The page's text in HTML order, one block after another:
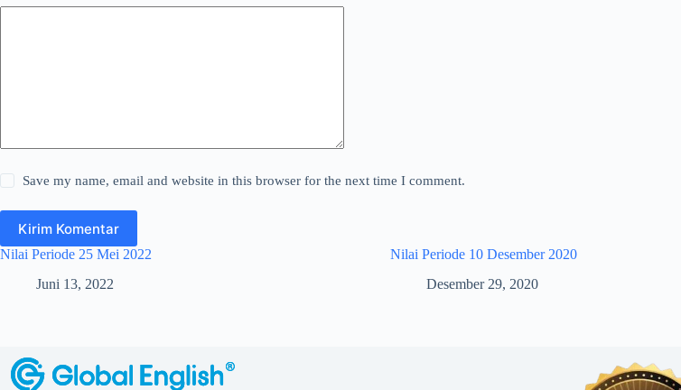
Save my name, email and website in this browser for the next time I comment.
Kirim Komentar
Nilai Periode 25 Mei 2022
Juni 13, 2022
Nilai Periode 10 Desember 2020
Desember 29, 2020